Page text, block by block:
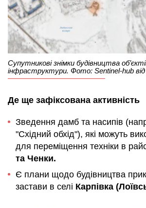
Супутникові знімки будівництва
інфраструктури. Фото: Sentinel-hub від
Де ще зафіксована активність
Зведення дамб та насипів
"Східний обхід"), які можуть
для переміщення техніки в
та Ченки.
Є плани щодо будівництва
застави в селі Карпівка